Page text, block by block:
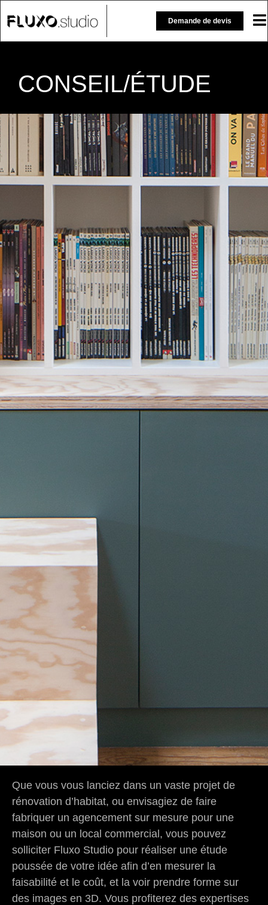
Demande de devis
CONSEIL/ÉTUDE
Que vous vous lanciez dans un vaste projet de
rénovation d’habitat, ou envisagiez de faire
fabriquer un agencement sur mesure pour une
maison ou un local commercial, vous pouvez
solliciter Fluxo Studio pour réaliser une étude
poussée de votre idée afin d’en mesurer la
faisabilité et le coût, et la voir prendre forme sur
des images en 3D. Vous profiterez des expertises